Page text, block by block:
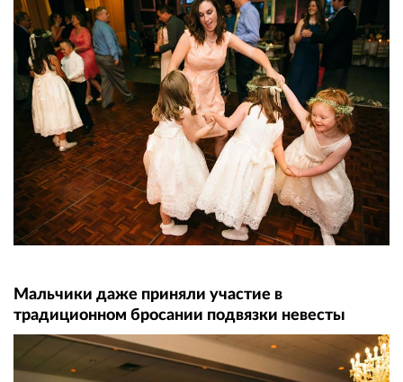
Мальчики даже приняли участие в
традиционном бросании подвязки невесты